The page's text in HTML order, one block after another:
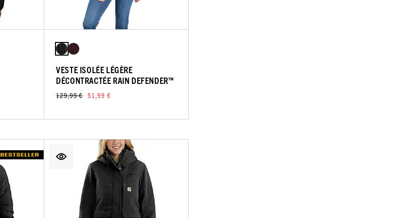
VESTE ISOLÉE LÉGÈRE
DÉCONTRACTÉE RAIN DEFENDER™
129,99 € 51,99 €